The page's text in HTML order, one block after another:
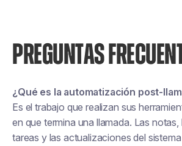
PREGUNTAS
¿Qué es la automatización post-
Es el trabajo que realizan sus
en que termina una llamada. Las
tareas y las actualizaciones del